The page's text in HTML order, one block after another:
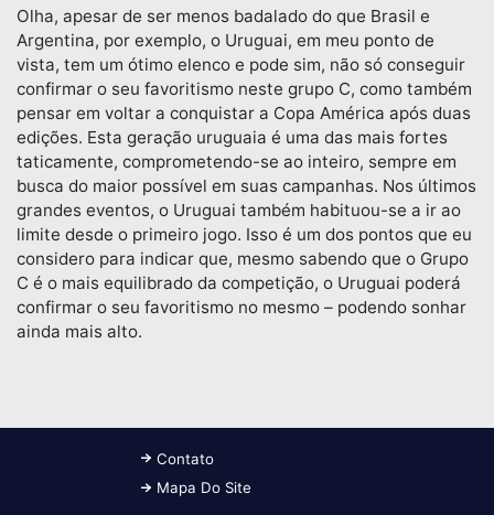
Olha, apesar de ser menos badalado do que Brasil e
Argentina, por exemplo, o Uruguai, em meu ponto de
vista, tem um ótimo elenco e pode sim, não só conseguir
confirmar o seu favoritismo neste grupo C, como também
pensar em voltar a conquistar a Copa América após duas
edições. Esta geração uruguaia é uma das mais fortes
taticamente, comprometendo-se ao inteiro, sempre em
busca do maior possível em suas campanhas. Nos últimos
grandes eventos, o Uruguai também habituou-se a ir ao
limite desde o primeiro jogo. Isso é um dos pontos que eu
considero para indicar que, mesmo sabendo que o Grupo
C é o mais equilibrado da competição, o Uruguai poderá
confirmar o seu favoritismo no mesmo – podendo sonhar
ainda mais alto.
Contato
Mapa Do Site